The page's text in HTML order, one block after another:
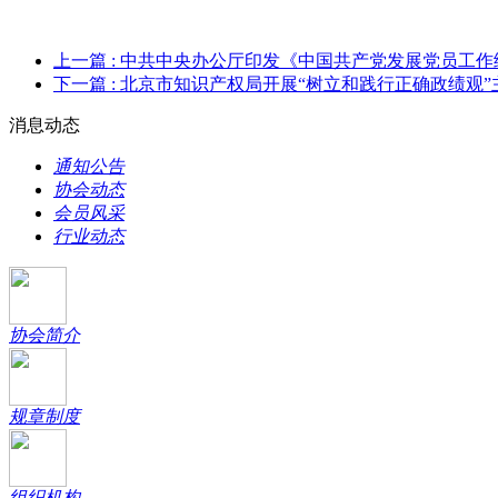
上一篇 : 中共中央办公厅印发《中国共产党发展党员工作
下一篇 : 北京市知识产权局开展“树立和践行正确政绩观”
消息动态
通知公告
协会动态
会员风采
行业动态
协会简介
规章制度